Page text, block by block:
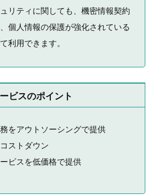
リティに関しても、機密情報契約
個人情報の保護が強化されている
利用できます。
ビスのポイント
をアウトソーシングで提供
ストダウン
ビスを低価格で提供